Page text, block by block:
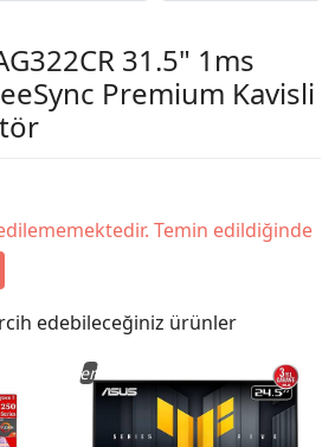
31.5" 1ms
Premium Kavisli
Temin edildiğinde
edebileceğiniz ürünler
Yeni